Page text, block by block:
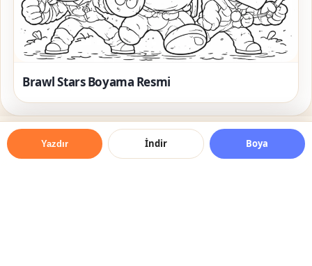
Brawl Stars Boyama Resmi
Yazdır İndir Boya